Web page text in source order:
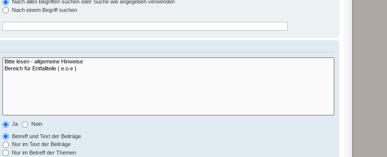
Nach allen Begriffen suchen oder Suche wie angegeben verwenden
Nach einem Begriff suchen
Ja Nein
Betreff und Text der Beiträge
Nur im Text der Beiträge
Nur im Betreff der Themen